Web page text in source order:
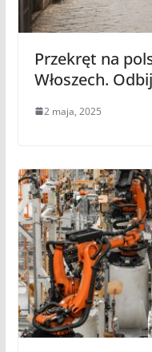
Przekręt na
Włoszech.
2 maja, 2025